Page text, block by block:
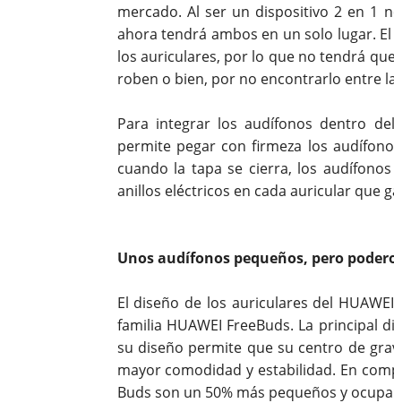
mercado. Al ser un dispositivo 2 en 1
ahora tendrá ambos en un solo lugar.
los auriculares, por lo que no tendrá
roben o bien, por no encontrarlo entre
Para integrar los audífonos dentro
permite pegar con firmeza los
cuando la tapa se cierra, los
anillos eléctricos en cada auricular que
Unos audífonos pequeños, pero
El diseño de los auriculares del
familia HUAWEI FreeBuds. La
su diseño permite que su centro de
mayor comodidad y estabilidad. En
Buds son un 50% más pequeños y